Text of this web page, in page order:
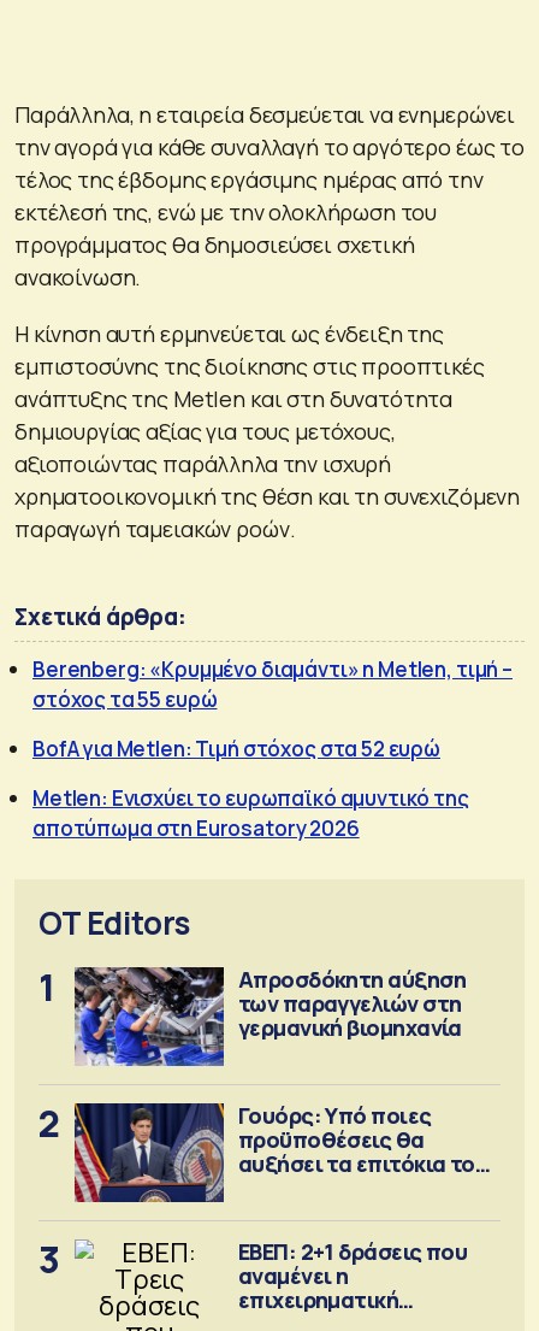
Παράλληλα, η εταιρεία δεσμεύεται να ενημερώνει
την αγορά για κάθε συναλλαγή το αργότερο έως το
τέλος της έβδομης εργάσιμης ημέρας από την
εκτέλεσή της, ενώ με την ολοκλήρωση του
προγράμματος θα δημοσιεύσει σχετική
ανακοίνωση.
Η κίνηση αυτή ερμηνεύεται ως ένδειξη της
εμπιστοσύνης της διοίκησης στις προοπτικές
ανάπτυξης της Metlen και στη δυνατότητα
δημιουργίας αξίας για τους μετόχους,
αξιοποιώντας παράλληλα την ισχυρή
χρηματοοικονομική της θέση και τη συνεχιζόμενη
παραγωγή ταμειακών ροών.
Σχετικά άρθρα:
Berenberg: «Κρυμμένο διαμάντι» η Metlen, τιμή –
στόχος τα 55 ευρώ
BofA για Metlen: Τιμή στόχος στα 52 ευρώ
Metlen: Ενισχύει το ευρωπαϊκό αμυντικό της
αποτύπωμα στη Eurosatory 2026
OT Editors
1
Απροσδόκητη αύξηση
των παραγγελιών στη
γερμανική βιομηχανία
2
Γουόρς: Υπό ποιες
προϋποθέσεις θα
αυξήσει τα επιτόκια τον
3
ΕΒΕΠ: 2+1 δράσεις που
αναμένει η
επιχειρηματική